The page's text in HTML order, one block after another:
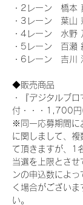
・2レーン　橋本
・3レーン　葉山
・4レーン　水野
・5レーン　百瀬
・6レーン　吉川
◆販売商品
・『デジタルブ
付・・・1,700円
※同一応募期間に
に関しまして、
て頂きますが、1
当選を上限とさせ
ンの申込数によ
く場合がございま
い。